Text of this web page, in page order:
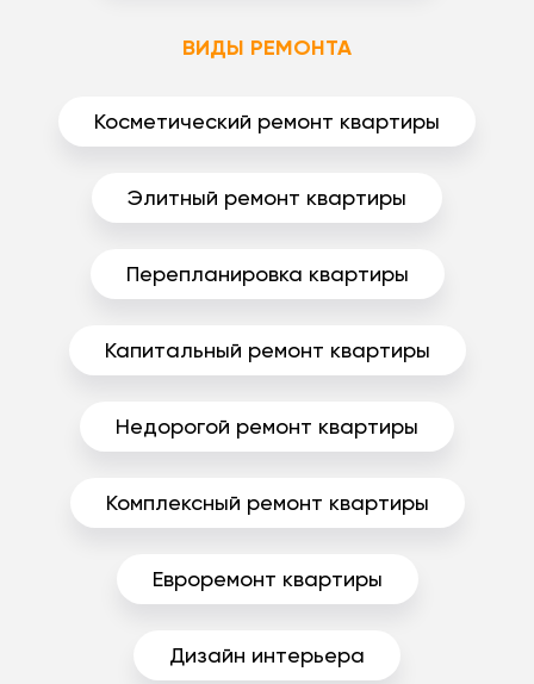
ВИДЫ РЕМОНТА
Косметический ремонт квартиры
Элитный ремонт квартиры
Перепланировка квартиры
Капитальный ремонт квартиры
Недорогой ремонт квартиры
Комплексный ремонт квартиры
Евроремонт квартиры
Дизайн интерьера